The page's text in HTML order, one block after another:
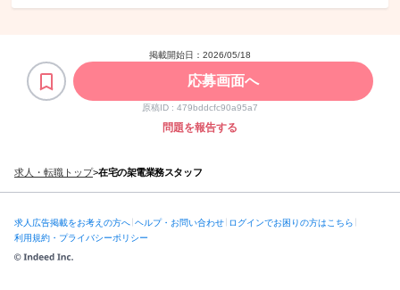
掲載開始日： 2026/05/18
応募画面へ
原稿ID : 479bddcfc90a95a7
問題を報告する
求人・転職トップ>在宅の架電業務スタッフ
求人広告掲載をお考えの方へ ヘルプ・お問い合わせ ログインでお困りの方はこちら
利用規約・プライバシーポリシー